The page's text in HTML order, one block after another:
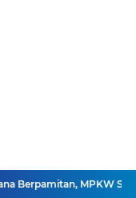
MPKW Sumut-Aceh